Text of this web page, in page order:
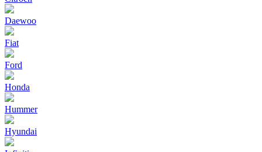
Daewoo
Fiat
Ford
Honda
Hummer
Hyundai